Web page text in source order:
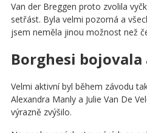
Van der Breggen proto zvolila
setřást. Byla velmi pozorná a
jsem neměla jinou možnost než
Borghesi
Velmi aktivní byl během závodu
Alexandra Manly a Julie Van De
výrazně zvýšilo.